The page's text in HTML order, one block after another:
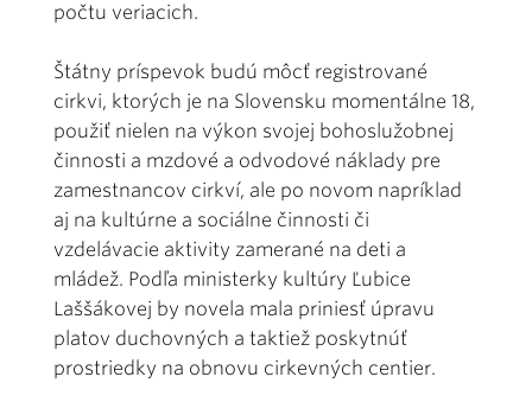
počtu veriacich.
Štátny príspevok budú môcť registrované
cirkvi, ktorých je na Slovensku momentálne 18,
použiť nielen na výkon svojej bohoslužobnej
činnosti a mzdové a odvodové náklady pre
zamestnancov cirkví, ale po novom napríklad
aj na kultúrne a sociálne činnosti či
vzdelávacie aktivity zamerané na deti a
mládež. Podľa ministerky kultúry Ľubice
Laššákovej by novela mala priniesť úpravu
platov duchovných a taktiež poskytnúť
prostriedky na obnovu cirkevných centier.